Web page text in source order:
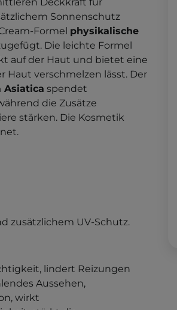
Sonnenschutz
Formel physikalische
Die leichte Formel
auf der Haut und bietet eine
verschmelzen lässt. Der
Asiatica spendet
die Zusätze
stärken. Die Kosmetik
zusätzlichem UV-Schutz.
lindert Reizungen
Aussehen,
wirkt